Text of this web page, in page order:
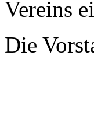
Vereins
Die